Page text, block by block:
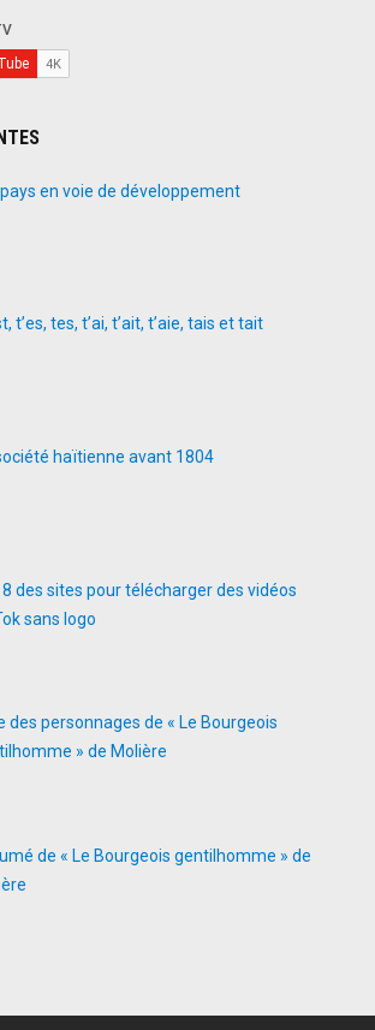
pays en voie de développement
t’es, tes, t’ai, t’ait, t’aie, tais et tait
haïtienne avant 1804
8 des sites pour télécharger des vidéos
sans logo
des personnages de « Le Bourgeois
» de Molière
de « Le Bourgeois gentilhomme » de